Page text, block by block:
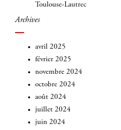
Toulouse-Lautrec
Archives
avril 2025
février 2025
novembre 2024
octobre 2024
août 2024
juillet 2024
juin 2024